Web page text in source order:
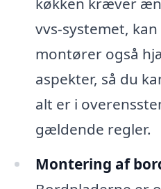
vvs-systemet,
montører også
aspekter, så du
alt er i
gældende regler.
Montering af